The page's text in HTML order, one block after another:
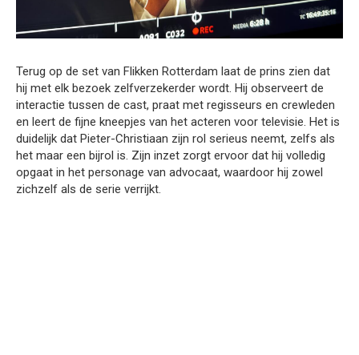
Terug op de set van Flikken Rotterdam laat de prins zien dat
hij met elk bezoek zelfverzekerder wordt. Hij observeert de
interactie tussen de cast, praat met regisseurs en crewleden
en leert de fijne kneepjes van het acteren voor televisie. Het is
duidelijk dat Pieter-Christiaan zijn rol serieus neemt, zelfs als
het maar een bijrol is. Zijn inzet zorgt ervoor dat hij volledig
opgaat in het personage van advocaat, waardoor hij zowel
zichzelf als de serie verrijkt.